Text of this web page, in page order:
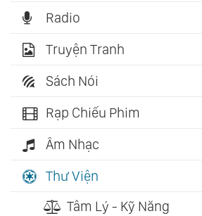
Radio
Truyện Tranh
Sách Nói
Rạp Chiếu Phim
Âm Nhạc
Thư Viện
Tâm Lý - Kỹ Năng